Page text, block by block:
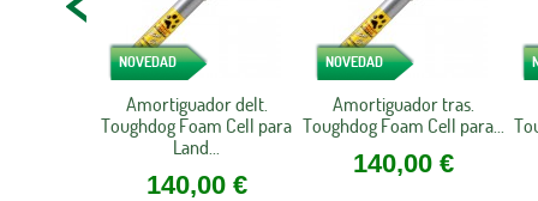
NOVEDAD
Amortiguador delt.
Toughdog Foam Cell para
Land...
140,00 €
NOVEDAD
Amortiguador tras.
Toughdog Foam Cell para...
140,00 €